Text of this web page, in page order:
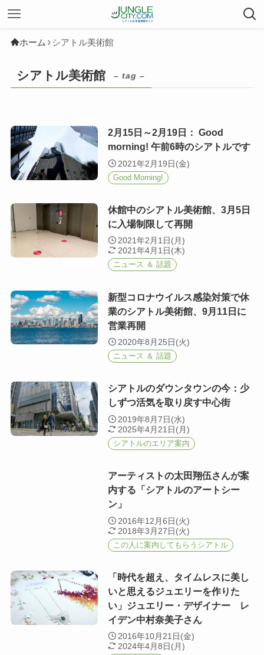
ホーム シアトル美術館
シアトル美術館 – tag –
2月15日～2月19日： Good
morning! 午前6時のシアトルです
2021年2月19日(金)
Good Morning!
休館中のシアトル美術館、3月5日
に入場制限して再開
2021年2月1日(月)
2021年4月1日(木)
ニュース ＆ 話題
新型コロナウイルス感染対策で休
業のシアトル美術館、9月11日に
営業再開
2020年8月25日(火)
ニュース ＆ 話題
シアトルのダウンタウンの今：少
しずつ活気を取り戻す中心街
2019年8月7日(水)
2025年4月21日(月)
シアトルのエリア案内
アーティストの太田翔伍さんが案
内する「シアトルのアートシー
ン」
2016年12月6日(火)
2018年3月27日(火)
この人に案内してもらうシアトル
「時代を超え、タイムレスに美し
いと思えるジュエリーを作りた
い」ジュエリー・デザイナー レ
イデン中村奈美子さん
2016年10月21日(金)
2024年4月8日(月)